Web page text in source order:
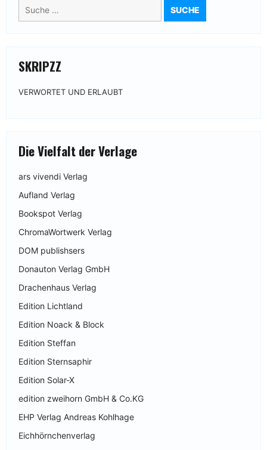
Suche
nach:
SKRIPZZ
VERWORTET UND ERLAUBT
Die Vielfalt der Verlage
ars vivendi Verlag
Aufland Verlag
Bookspot Verlag
ChromaWortwerk Verlag
DOM publishsers
Donauton Verlag GmbH
Drachenhaus Verlag
Edition Lichtland
Edition Noack & Block
Edition Steffan
Edition Sternsaphir
Edition Solar-X
edition zweihorn GmbH & Co.KG
EHP Verlag Andreas Kohlhage
Eichhörnchenverlag